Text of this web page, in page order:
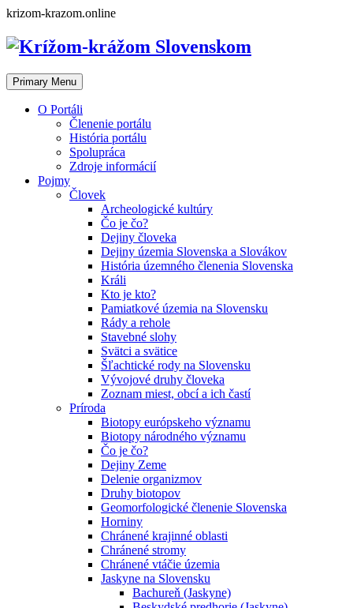
Skip
content
krizom-krazom.online
Primary Menu
O Portáli
Členenie portálu
História portálu
Spolupráca
Zdroje informácií
Pojmy
Človek
Archeologické kultúry
Čo je čo?
Dejiny človeka
Dejiny územia Slovenska a Slovákov
História územného členenia Slovenska
Králi
Kto je kto?
Pamiatkové územia na Slovensku
Rády a rehole
Stavebné slohy
Svätci a svätice
Šľachtické rody na Slovensku
Vývojové druhy človeka
Zoznam miest, obcí a ich častí
Príroda
Biotopy európskeho významu
Biotopy národného významu
Čo je čo?
Dejiny Zeme
Delenie organizmov
Druhy biotopov
Geomorfologické členenie Slovenska
Horniny
Chránené krajinné oblasti
Chránené stromy
Chránené vtáčie územia
Jaskyne na Slovensku
Bachureň (Jaskyne)